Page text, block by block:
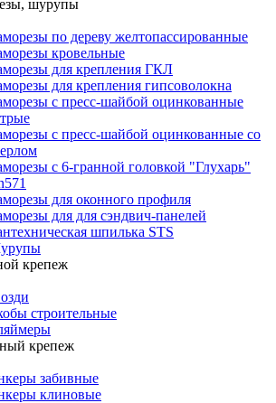
шурупы
по дереву желтопассированные
кровельные
для крепления ГКЛ
для крепления гипсоволокна
с пресс-шайбой оцинкованные
с пресс-шайбой оцинкованные со
с 6-гранной головкой "Глухарь"
для оконного профиля
для для сэндвич-панелей
шпилька STS
крепеж
строительные
крепеж
забивные
клиновые